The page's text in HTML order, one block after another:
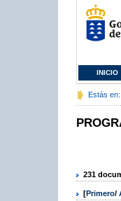
INICIO
Estás en:
231
[Primero/